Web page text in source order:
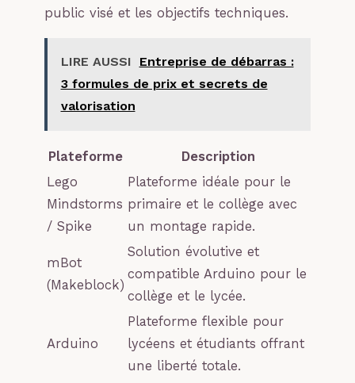
public visé et les objectifs techniques.
LIRE AUSSI
Entreprise de débarras :
3 formules de prix et secrets de
valorisation
Plateforme
Description
Lego
Mindstorms
/ Spike
Plateforme idéale pour le
primaire et le collège avec
un montage rapide.
mBot
(Makeblock)
Solution évolutive et
compatible Arduino pour le
collège et le lycée.
Arduino
Plateforme flexible pour
lycéens et étudiants offrant
une liberté totale.